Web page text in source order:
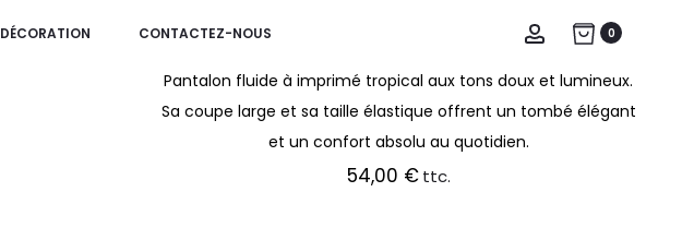
DÉCORATION CONTACTEZ-NOUS Account0
Pantalon fluide à imprimé tropical aux tons doux et lumineux.
Sa coupe large et sa taille élastique offrent un tombé élégant
et un confort absolu au quotidien.
54,00 € ttc.